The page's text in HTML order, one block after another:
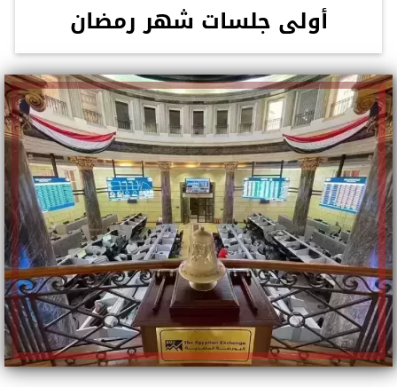
أولى جلسات شهر رمضان